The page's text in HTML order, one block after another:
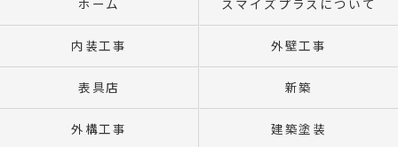
ホーム スマイズプラスについて
内装工事 外壁工事
表具店 新築
外構工事 建築塗装